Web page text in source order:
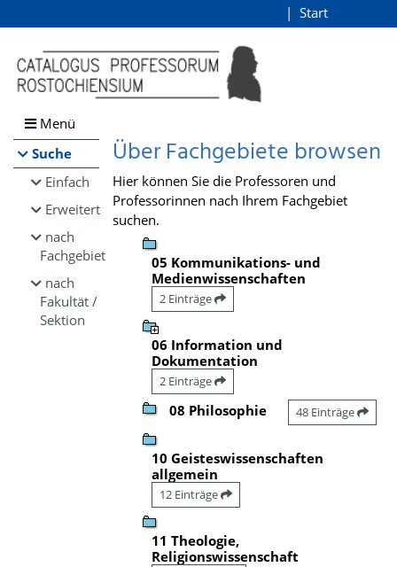
Browsen
direkt zum Inhalt
Start
Menü
Suche
Einfach
Erweitert
nach
Fachgebiet
nach
Fakultät /
Sektion
Über Fachgebiete browsen
Hier können Sie die Professoren und
Professorinnen nach Ihrem Fachgebiet
suchen.
05 Kommunikations- und
Medienwissenschaften
2 Einträge
06 Information und
Dokumentation
2 Einträge
08 Philosophie 48 Einträge
10 Geisteswissenschaften
allgemein
12 Einträge
11 Theologie,
Religionswissenschaft